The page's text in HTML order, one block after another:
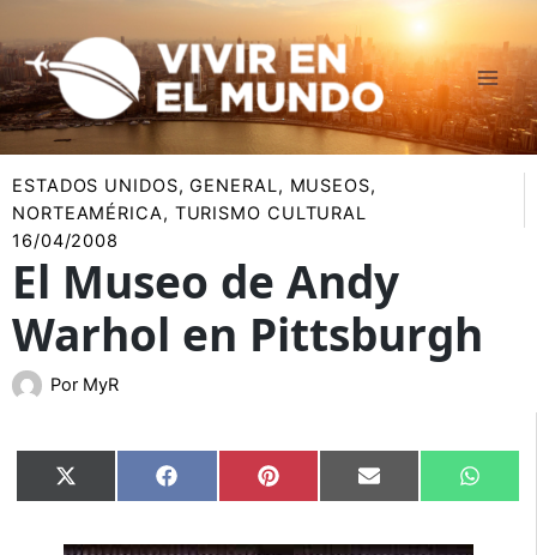
al
contenido
ESTADOS UNIDOS,GENERAL, MUSEOS,
NORTEAMÉRICA, TURISMO CULTURAL
16/04/2008
El Museo de Andy
Warhol en Pittsburgh
Por MyR
Compartir
en
X
(Twitter)
Compartir
en
Facebook Compartir
en
Pinterest Compartir
en
Email
en